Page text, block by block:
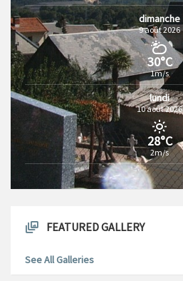
dimanche
9 août 2026
30°C
1m/s
lundi
10 août 2026
28°C
2m/s
FEATURED GALLERY
See All Galleries